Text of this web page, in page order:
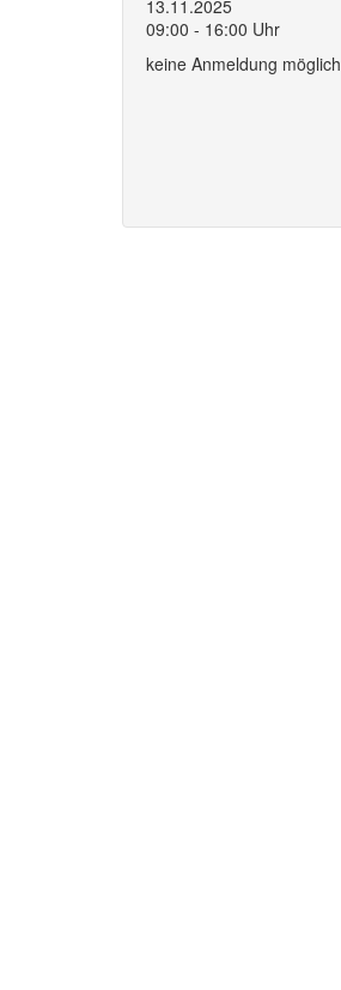
13.11.2025
09:00 - 16:00 Uhr
keine Anmeldung möglich